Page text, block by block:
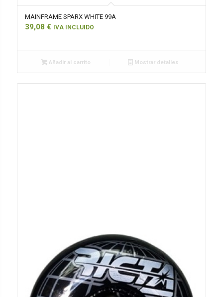
MAINFRAME SPARX WHITE 99A
39,08 € IVA INCLUIDO
Añadir al carrito Mostrar detalles